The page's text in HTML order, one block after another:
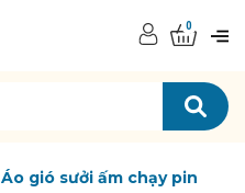
0
Áo gió sưởi ấm chạy pin